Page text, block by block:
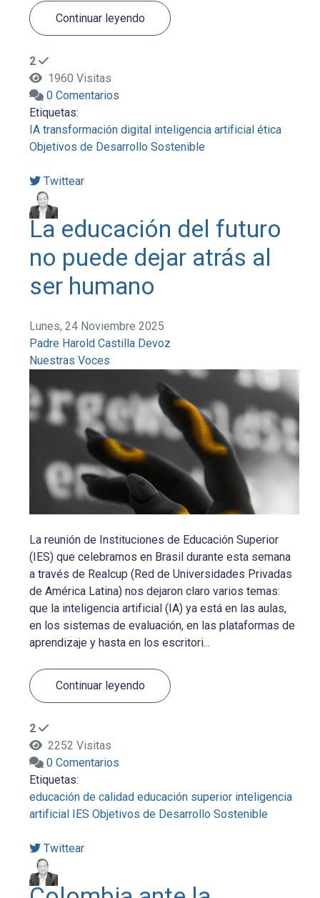
Continuar leyendo
2
1960 Visitas
0 Comentarios
Etiquetas:
IA transformación digital inteligencia artificial ética
Objetivos de Desarrollo Sostenible
Twittear
La educación del futuro
no puede dejar atrás al
ser humano
Lunes, 24 Noviembre 2025
Padre Harold Castilla Devoz
Nuestras Voces
La reunión de Instituciones de Educación Superior
(IES) que celebramos en Brasil durante esta semana
a través de Realcup (Red de Universidades Privadas
de América Latina) nos dejaron claro varios temas:
que la inteligencia artificial (IA) ya está en las aulas,
en los sistemas de evaluación, en las plataformas de
aprendizaje y hasta en los escritori...
Continuar leyendo
2
2252 Visitas
0 Comentarios
Etiquetas:
educación de calidad educación superior inteligencia
artificial IES Objetivos de Desarrollo Sostenible
Twittear